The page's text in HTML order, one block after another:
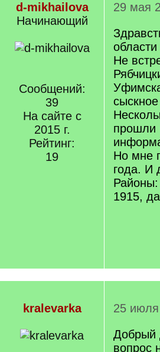
d-mikhailova
Начинающий
Сообщений:
39
На сайте с
2015 г.
Рейтинг:
19
29 мая
Не
прошли
Но мне
года. И
1915,
kralevarka
25
Добрый
вопрос